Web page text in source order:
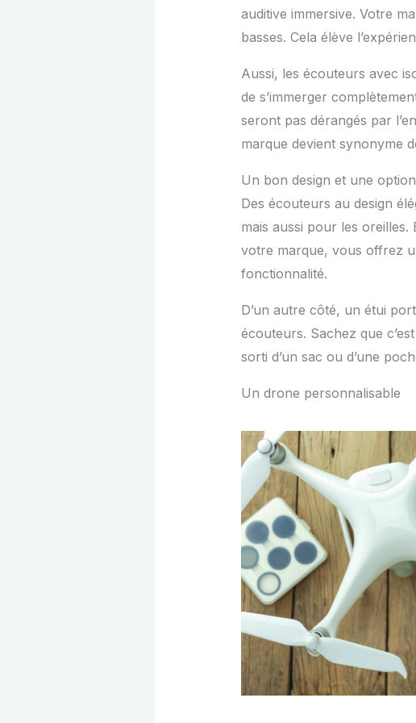
auditive immersive. Votre
basses. Cela élève
Aussi, les écouteurs avec
de s’immerger
seront pas dérangés par
marque devient synonyme
Un bon design et une
Des écouteurs au design
mais aussi pour les oreilles.
votre marque, vous offrez
fonctionnalité.
D’un autre côté, un étui
écouteurs. Sachez que
sorti d’un sac ou d’une
Un drone personnalisable